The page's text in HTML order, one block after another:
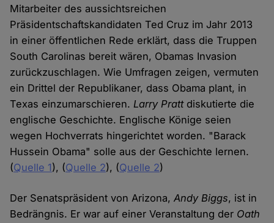
Mitarbeiter des aussichtsreichen
Präsidentschaftskandidaten Ted Cruz im Jahr 2013
in einer öffentlichen Rede erklärt, dass die Truppen
South Carolinas bereit wären, Obamas Invasion
zurückzuschlagen. Wie Umfragen zeigen, vermuten
ein Drittel der Republikaner, dass Obama plant, in
Texas einzumarschieren.Larry Prattdiskutierte die
englische Geschichte. Englische Könige seien
wegen Hochverrats hingerichtet worden. "Barack
Hussein Obama" solle aus der Geschichte lernen.
(Quelle 1), (Quelle 2), (Quelle 2)
Der Senatspräsident von Arizona,Andy Biggs, ist in
Bedrängnis. Er war auf einer Veranstaltung der Oath